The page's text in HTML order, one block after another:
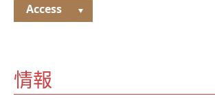
Access
情報